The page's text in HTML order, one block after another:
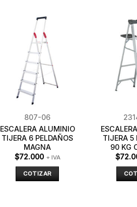
807-06
ESCALERA ALUMINIO
TIJERA 6 PELDAÑOS
MAGNA
$72.000 + IVA
COTIZAR
TIJERA 5
90 KG
$